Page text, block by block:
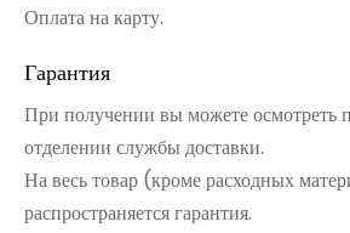
Оплата на карту.
Гарантия
При получении вы можете осмотреть
отделении службы доставки.
На весь товар (кроме расходных
распространяется гарантия.